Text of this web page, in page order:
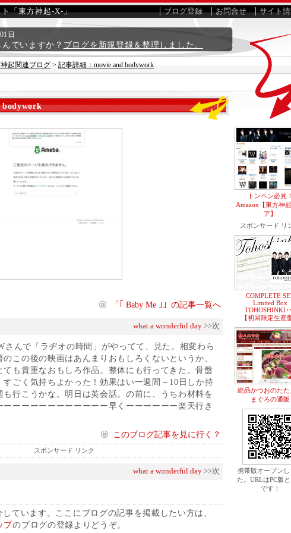
「東方神起-X-」
起関連ブログ > 記事詳細：movie and bodywork
ブログ登録 お問合せ サイト
日
でいますか？ ブログを新規登録＆整理しました。
bodywork
「｢ Baby Me ｣」の記事一覧へ
what a wonderful day >>次
さんで「ラヂオの時間」がやってて、見た。相変わら
この後の映画はあんまりおもしろくないというか、
ても貴重なおもしろ作品。整体にも行ってきた。骨盤
すごく気持ちよかった！効果はい一週間～10日しか持
も行こうかな。明日は英会話。の前に、うちわ材料を
ーーーーーーーーーーー早くーーーーーー楽天行き
このブログ記事を見に行く？
スポンサード リンク
what a wonderful day >>次
しています。ここにブログの記事を掲載したい方は、
プのブログの登録よりどうぞ。
トンペン必見！
Amazon【東方神
ア】
スポンサード リ
COMPLETE
Limited Box
TOHOSHINKI･
【初回限定生産
絶品かつおのたた
まぐろの通販
携帯版オープンし
た。URLはPC版と
です！